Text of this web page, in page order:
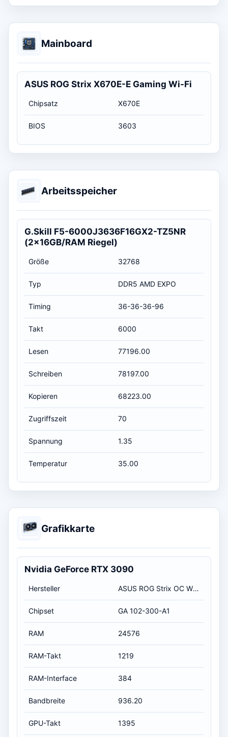
Mainboard
ASUS ROG Strix X670E-E Gaming Wi-Fi
Chipsatz X670E
BIOS 3603
Arbeitsspeicher
G.Skill F5-6000J3636F16GX2-TZ5NR
(2x16GB/RAM Riegel)
Größe 32768
Typ DDR5 AMD EXPO
Timing 36-36-36-96
Takt 6000
Lesen 77196.00
Schreiben 78197.00
Kopieren 68223.00
Zugriffszeit 70
Spannung 1.35
Temperatur 35.00
Grafikkarte
Nvidia GeForce RTX 3090
Hersteller ASUS ROG Strix OC White
Chipset GA 102-300-A1
RAM 24576
RAM-Takt 1219
RAM-Interface 384
Bandbreite 936.20
GPU-Takt 1395